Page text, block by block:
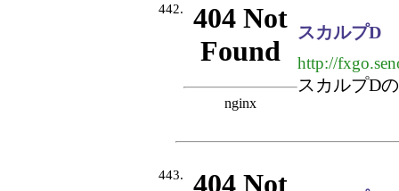
442.
スカルプD
http://
スカルプD
443.